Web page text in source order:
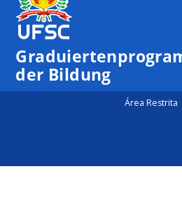
der Bildung
Área Restrita